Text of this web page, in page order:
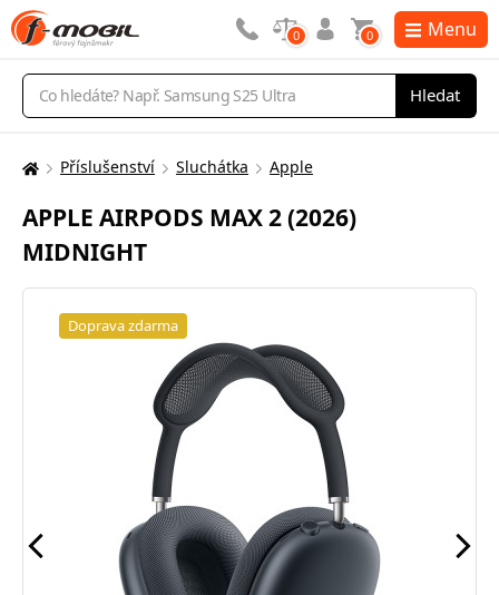
Vyhledávání
Hledat
0 0 Menu
Zde
nacházíte:
Příslušenství Sluchátka Apple
APPLE AIRPODS MAX 2 (2026)
MIDNIGHT
Doprava zdarma